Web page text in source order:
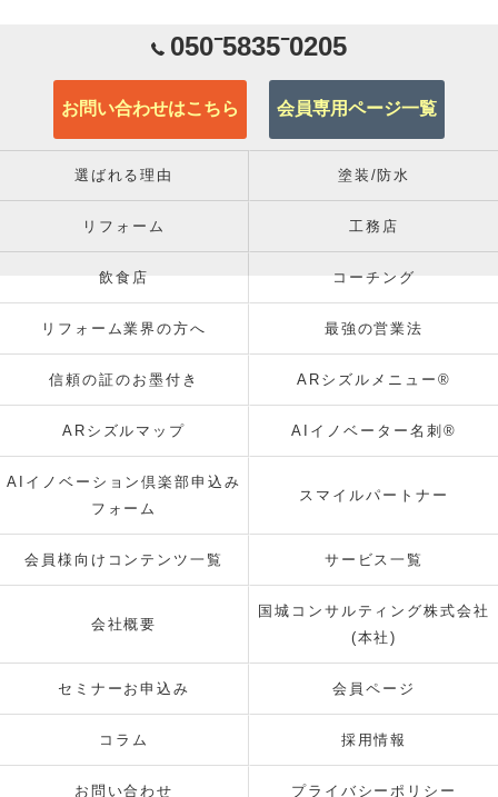
050⁻5835⁻0205
お問い合わせはこちら 会員専用ページ一覧
選ばれる理由 塗装/防水
リフォーム 工務店
飲食店 コーチング
リフォーム業界の方へ 最強の営業法
信頼の証のお墨付き ARシズルメニュー®
ARシズルマップ AIイノベーター名刺®
AIイノベーション倶楽部申込み
フォーム
スマイルパートナー
会員様向けコンテンツ一覧 サービス一覧
会社概要
国城コンサルティング株式会社
(本社)
セミナーお申込み 会員ページ
コラム 採用情報
お問い合わせ プライバシーポリシー